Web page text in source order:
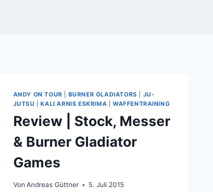
ANDY ON TOUR BURNER GLADIATORS
JU-
JUTSU
|KALI ARNIS ESKRIMA WAFFENTRAINING
Review | Stock, Messer
& Burner Gladiator
Games
Von Andreas Güttner 5. Juli 2015